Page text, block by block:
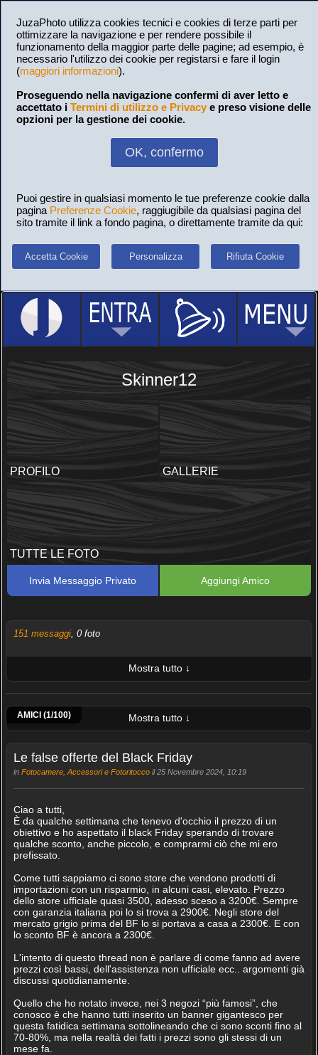
JuzaPhoto utilizza cookies tecnici e cookies di terze parti per
ottimizzare la navigazione e per rendere possibile il
funzionamento della maggior parte delle pagine; ad esempio, è
necessario l'utilizzo dei cookie per registarsi e fare il login
(maggiori informazioni).
Proseguendo nella navigazione confermi di aver letto e
accettato i Termini di utilizzo e Privacy e preso visione delle
opzioni per la gestione dei cookie.
OK, confermo
Puoi gestire in qualsiasi momento le tue preferenze cookie dalla
pagina Preferenze Cookie, raggiugibile da qualsiasi pagina del
sito tramite il link a fondo pagina, o direttamente tramite da qui:
Accetta Cookie Personalizza Rifiuta Cookie
Skinner12
PROFILO GALLERIE
TUTTE LE FOTO
Invia Messaggio Privato Aggiungi Amico
151 messaggi, 0 foto
Mostra tutto ↓
ULTIME 10 FOTO PUBBLICATE
AMICI (1/100) Mostra tutto ↓
Le false offerte del Black Friday
in Fotocamere, Accessori e Fotoritoccoil 25 Novembre 2024, 10:19
Ciao a tutti,
È da qualche settimana che tenevo d'occhio il prezzo di un
obiettivo e ho aspettato il black Friday sperando di trovare
qualche sconto, anche piccolo, e comprarmi ciò che mi ero
prefissato.
Come tutti sappiamo ci sono store che vendono prodotti di
importazioni con un risparmio, in alcuni casi, elevato. Prezzo
dello store ufficiale quasi 3500, adesso sceso a 3200€. Sempre
con garanzia italiana poi lo si trova a 2900€. Negli store del
mercato grigio prima del BF lo si portava a casa a 2300€. E con
lo sconto BF è ancora a 2300€.
L'intento di questo thread non è parlare di come fanno ad avere
prezzi così bassi, dell'assistenza non ufficiale ecc.. argomenti già
discussi quotidianamente.
Quello che ho notato invece, nei 3 negozi “più famosi”, che
conosco è che hanno tutti inserito un banner gigantesco per
questa fatidica settimana sottolineando che ci sono sconti fino al
70-80%, ma nella realtà dei fatti i prezzi sono gli stessi di un
mese fa.